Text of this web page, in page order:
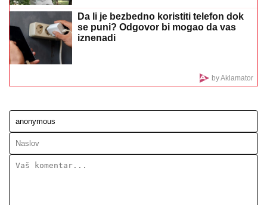
"DA TI UNIŠTIM I OVAJ BRAK, PA TE OTERAM U
DOM ZA MAJKE SA DECOM KOJE NEMAJU ZA
ŽIVOT" Ujeku pretnji ženi Slobe Radanovića, Ana
Nikolić se oglasila: "Ne govori ništa!"
DRAMA KOD NUKLEARKE U
RUMUNIJI:Evo šta su komšije uradile
majkom, otišao na posao i više ga